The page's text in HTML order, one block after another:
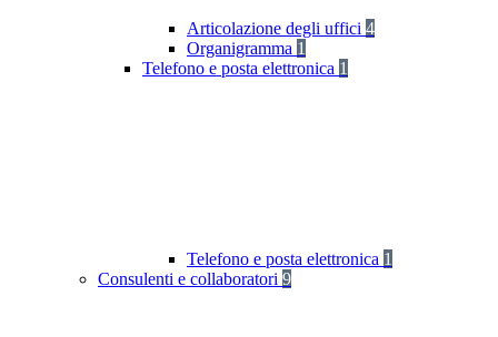
Articolazione degli uffici 4
Organigramma 1
Telefono e posta elettronica 1
Telefono e posta elettronica 1
Consulenti e collaboratori 9